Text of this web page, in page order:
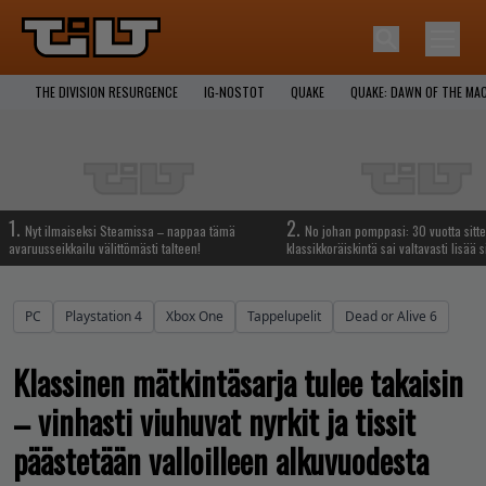
THE DIVISION RESURGENCE IG-NOSTOT QUAKE QUAKE: DAWN OF THE
1. Nyt ilmaiseksi Steamissa – nappaa tämä
avaruusseikkailu välittömästi talteen!
2. No johan pomppasi: 30 vuotta
klassikkoräiskintä sai valtavasti lisää
PC Playstation 4 Xbox One Tappelupelit Dead or Alive 6
Klassinen mätkintäsarja tulee takaisin
– vinhasti viuhuvat nyrkit ja tissit
päästetään valloilleen alkuvuodesta